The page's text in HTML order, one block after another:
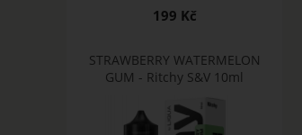
199 Kč
STRAWBERRY WATERMELON
GUM - Ritchy S&V 10ml